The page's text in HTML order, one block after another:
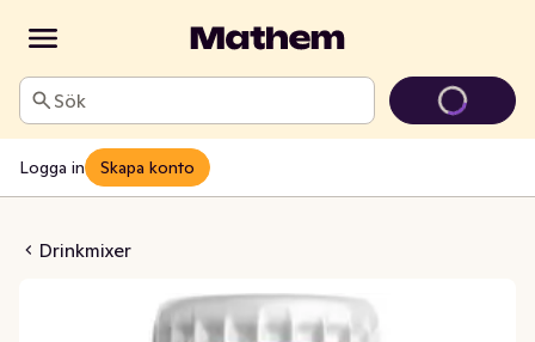
Sök
Logga in Skapa konto
Drinkmixer
33cl Stone's